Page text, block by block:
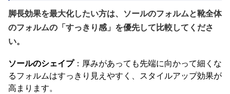
脚長効果を最大化したい方は、ソールのフォルムと靴全体
のフォルムの「すっきり感」を優先して比較してくださ
い。
ソールのシェイプ：厚みがあっても先端に向かって細くな
るフォルムはすっきり見えやすく、スタイルアップ効果が
高まります。